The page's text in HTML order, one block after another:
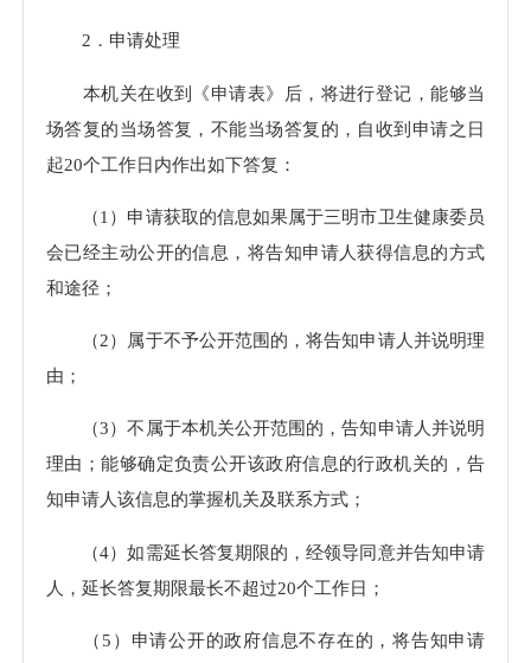
2．申请处理
本机关在收到《申请表》后，将进行登记，能够当
场答复的当场答复，不能当场答复的，自收到申请之日
起20个工作日内作出如下答复：
（1）申请获取的信息如果属于三明市卫生健康委员
会已经主动公开的信息，将告知申请人获得信息的方式
和途径；
（2）属于不予公开范围的，将告知申请人并说明理
由；
（3）不属于本机关公开范围的，告知申请人并说明
理由；能够确定负责公开该政府信息的行政机关的，告
知申请人该信息的掌握机关及联系方式；
（4）如需延长答复期限的，经领导同意并告知申请
人，延长答复期限最长不超过20个工作日；
（5）申请公开的政府信息不存在的，将告知申请